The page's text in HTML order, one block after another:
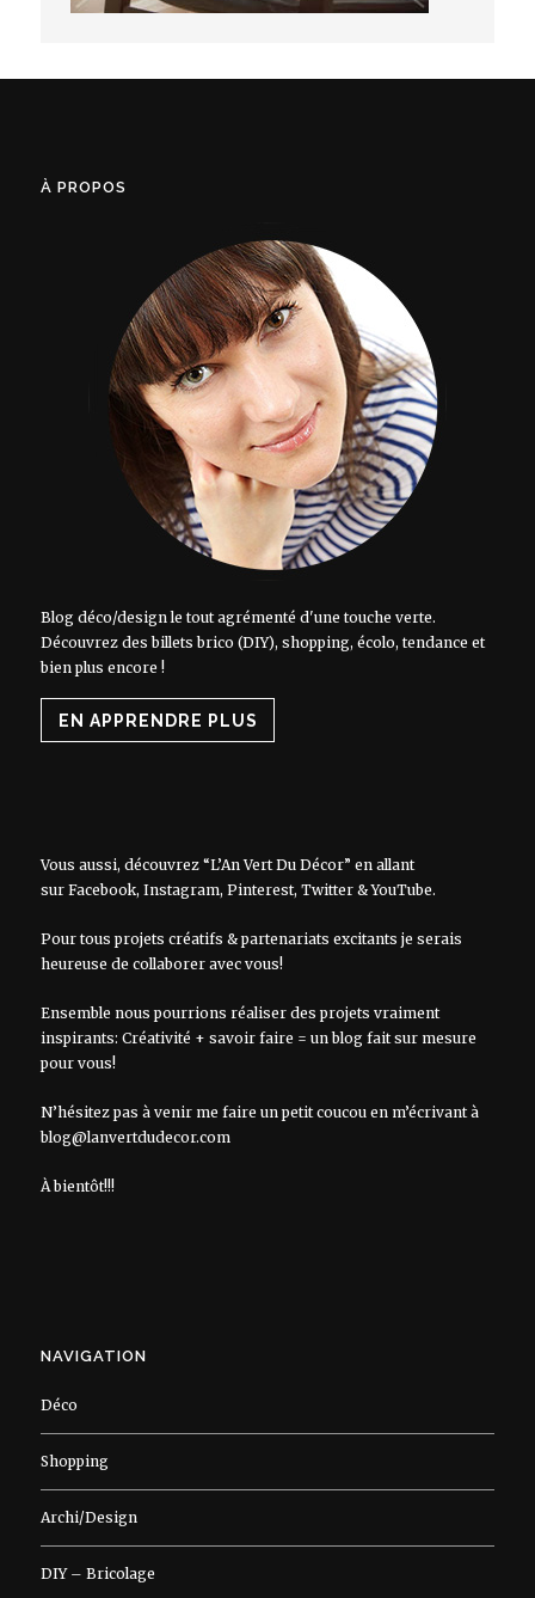
À PROPOS
Blog déco/design le tout agrémenté d'une touche verte.
Découvrez des billets brico (DIY), shopping, écolo, tendance et
bien plus encore !
EN APPRENDRE PLUS
Vous aussi, découvrez “L’An Vert Du Décor” en allant
sur Facebook, Instagram, Pinterest, Twitter&YouTube.
Pour tous projets créatifs & partenariats excitants je serais
heureuse de collaborer avec vous!
Ensemble nous pourrions réaliser des projets vraiment
inspirants: Créativité + savoir faire = un blog fait sur mesure
pour vous!
N’hésitez pas à venir me faire un petit coucou en m’écrivant à
blog@lanvertdudecor.com
À bientôt!!!
NAVIGATION
Déco
Shopping
Archi/Design
DIY – Bricolage